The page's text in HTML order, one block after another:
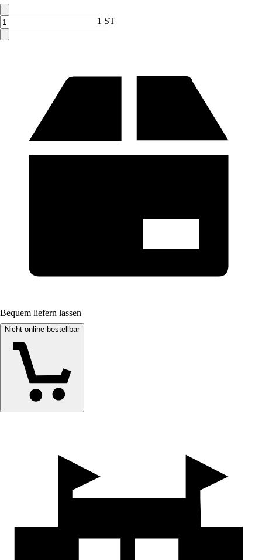
1 ST
Bequem liefern lassen
Nicht online bestellbar